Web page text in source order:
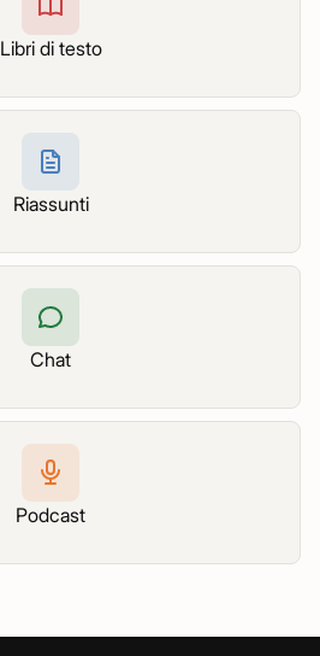
Libri di testo
Riassunti
Chat
Podcast